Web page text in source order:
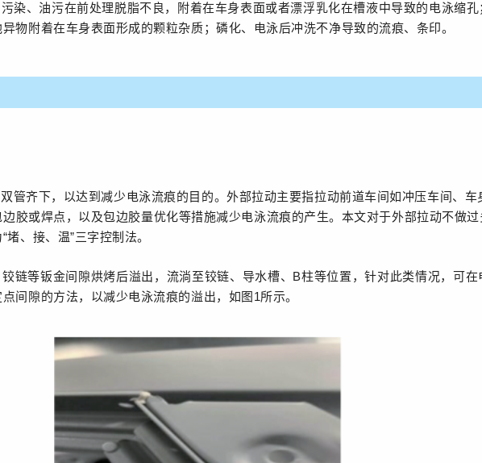
染、油污在前处理脱脂不良，附着在车身表面或者漂浮乳化在槽液中导致的电泳缩
物附着在车身表面形成的颗粒杂质；磷化、电泳后冲洗不净导致的流痕、条印。
管齐下，以达到减少电泳流痕的目的。外部拉动主要指拉动前道车间如冲压车间、车
胶或焊点，以及包边胶量优化等措施减少电泳流痕的产生。本文对于外部拉动不做
、接、温”三字控制法。
链等钣金间隙烘烤后溢出，流淌至铰链、导水槽、B柱等位置，针对此类情况，可
间隙的方法，以减少电泳流痕的溢出，如图1所示。